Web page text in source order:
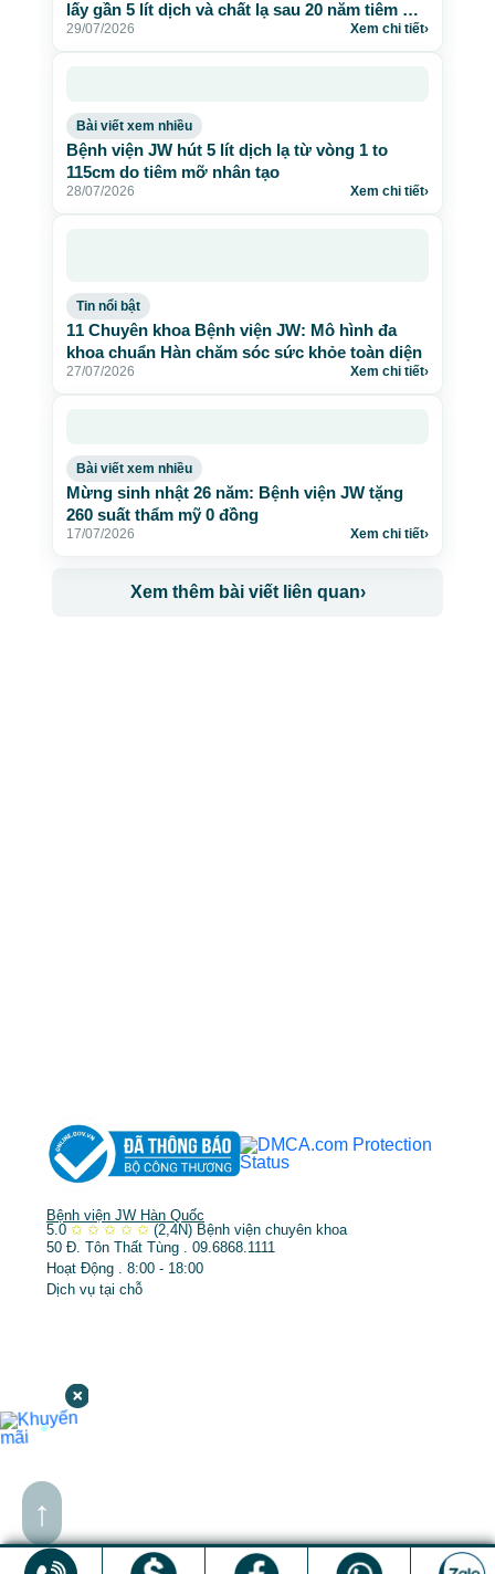
lấy gần 5 lít dịch và chất lạ sau 20 năm tiêm mỡ
nhân tạo
29/07/2026 Xem chi tiết›
Bài viết xem nhiều
Bệnh viện JW hút 5 lít dịch lạ từ vòng 1 to
115cm do tiêm mỡ nhân tạo
28/07/2026 Xem chi tiết›
Tin nổi bật
11 Chuyên khoa Bệnh viện JW: Mô hình đa
khoa chuẩn Hàn chăm sóc sức khỏe toàn diện
27/07/2026 Xem chi tiết›
Bài viết xem nhiều
Mừng sinh nhật 26 năm: Bệnh viện JW tặng
260 suất thẩm mỹ 0 đồng
17/07/2026 Xem chi tiết›
Xem thêm bài viết liên quan›
↑
Bệnh viện JW Hàn Quốc
5.0 ✩ ✩ ✩ ✩ ✩ (2,4N) Bệnh viện chuyên khoa
50 Đ. Tôn Thất Tùng . 09.6868.1111
Hoạt Động . 8:00 - 18:00
Dịch vụ tại chỗ